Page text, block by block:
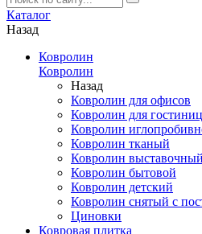
Каталог
Назад
Ковролин
Ковролин
Назад
Ковролин для офисов
Ковролин для гостиниц
Ковролин
Ковролин тканый
Ковролин выставочный
Ковролин бытовой
Ковролин детский
Ковролин снятый с
Циновки
Ковровая плитка